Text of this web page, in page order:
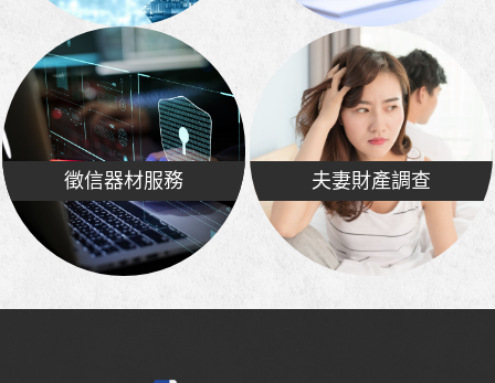
徵信器材服務 夫妻財產調查